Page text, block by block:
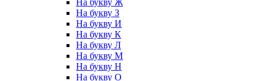
На букву Ж
На букву З
На букву И
На букву К
На букву Л
На букву М
На букву Н
На букву О